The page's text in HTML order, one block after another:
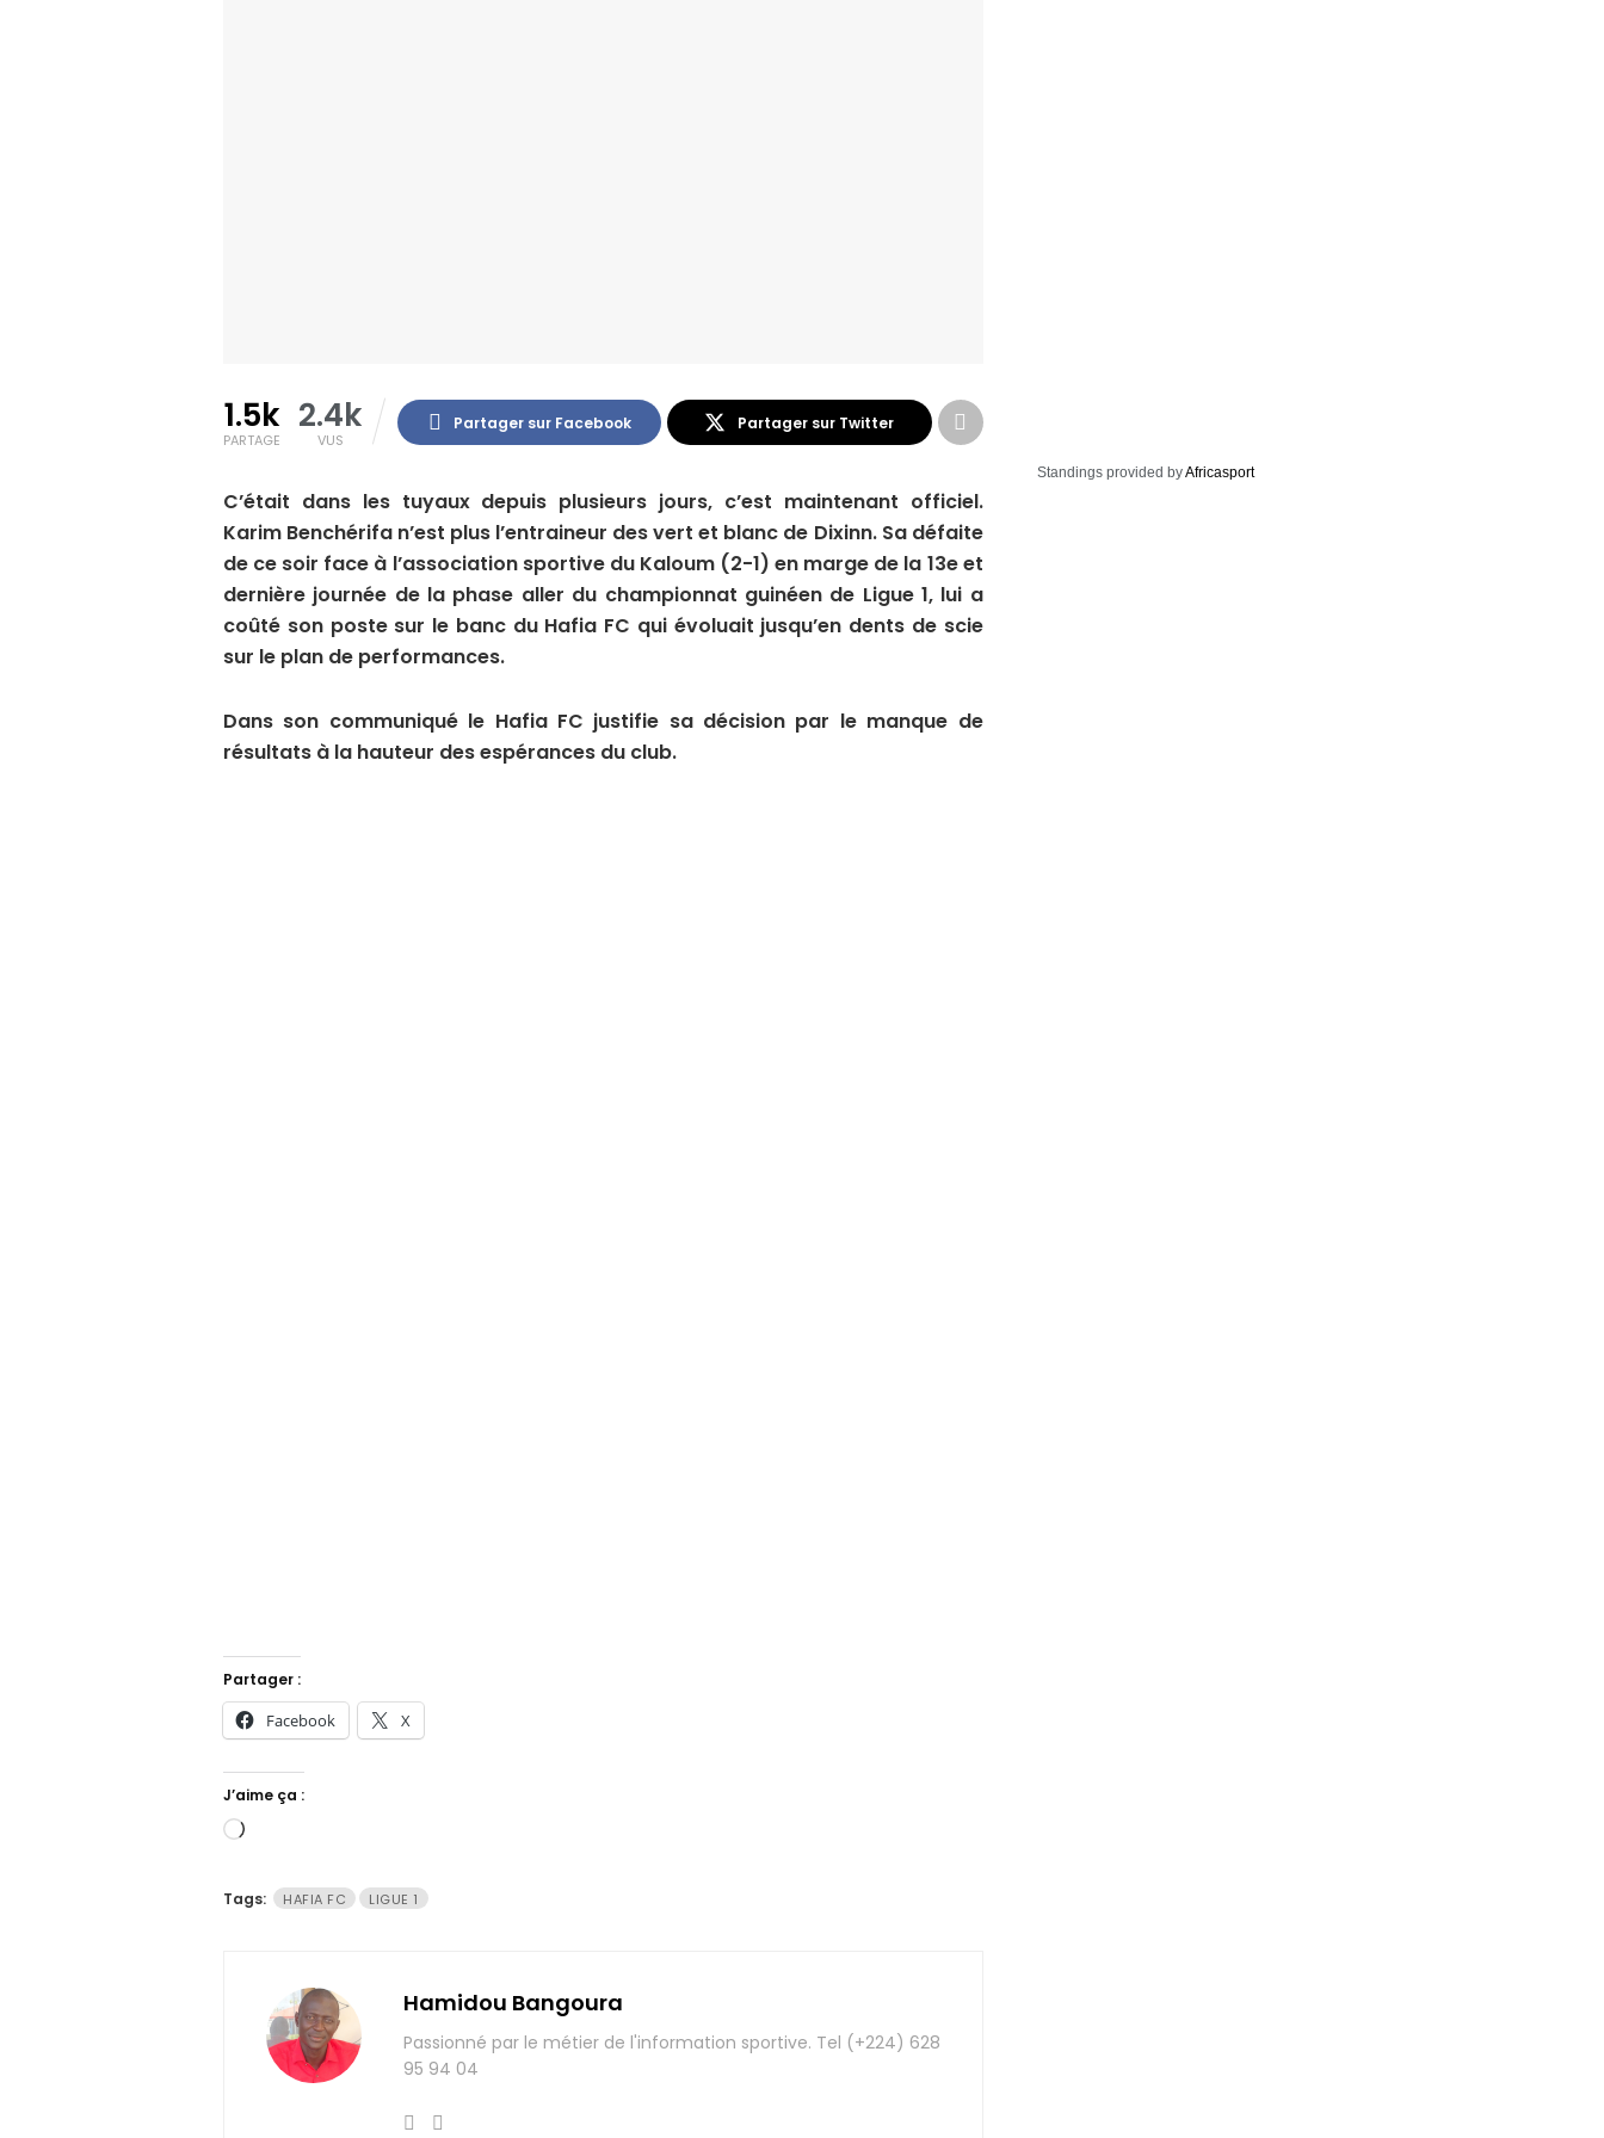
1.5k
PARTAGE
2.4k
VUS
Partager sur Facebook Partager sur Twitter
C’était dans les tuyaux depuis plusieurs jours, c’est maintenant officiel.
Karim Benchérifa n’est plus l’entraineur des vert et blanc de Dixinn. Sa défaite
de ce soir face à l’association sportive du Kaloum (2-1) en marge de la 13e et
dernière journée de la phase aller du championnat guinéen de Ligue 1, lui a
coûté son poste sur le banc du Hafia FC qui évoluait jusqu’en dents de scie
sur le plan de performances.
Dans son communiqué le Hafia FC justifie sa décision par le manque de
résultats à la hauteur des espérances du club.
Partager :
Facebook X
J’aime ça :
Chargement…
Tags: HAFIA FC LIGUE 1
Hamidou Bangoura
Passionné par le métier de l'information sportive. Tel (+224) 628
95 94 04
Standings provided byAfricasport